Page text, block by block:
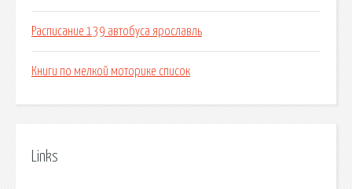
Расписание 139 автобуса ярославль
Книги по мелкой моторике список
Links